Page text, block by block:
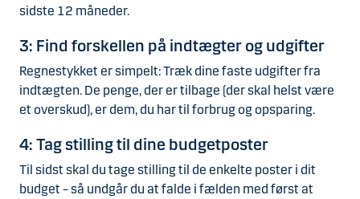
sidste 12 måneder.
3: Find forskellen på indtægter og udgifter
Regnestykket er simpelt: Træk dine faste udgifter fra
indtægten. De penge, der er tilbage (der skal helst være
et overskud), er dem, du har til forbrug og opsparing.
4: Tag stilling til dine budgetposter
Til sidst skal du tage stilling til de enkelte poster i dit
budget – så undgår du at falde i fælden med først at